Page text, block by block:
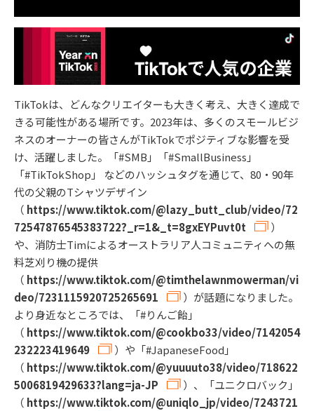
TikTokは、どんなクリエイターも大きく考え、大きく達成で
きる可能性がある場所です。2023年は、多くのスモールビジ
ネスのオーナーの皆さんがTikTokでポジティブな影響を受
け、活躍しました。「#SMB」「#SmallBusiness」
「#TikTokShop」 などのハッシュタグを通じて、80・90年
代の父親のTシャツデザイン
（ https://www.tiktok.com/@lazy_butt_club/video/72
72547876545383722?_r=1&_t=8gxEYPuvt0t
）
や、消防士Timによるオーストラリア人コミュニティへの無
料芝刈り機の提供
（ https://www.tiktok.com/@timthelawnmowerman/vi
deo/7231115920725265691
）が話題になりました。
より身近なところでは、「#りんご飴」
（ https://www.tiktok.com/@cookbo33/video/7142054
232223419649
）や「#JapaneseFood」
（ https://www.tiktok.com/@yuuuuto38/video/718622
5006819429633?lang=ja-JP
）、「ユニクロバック」
（ https://www.tiktok.com/@uniqlo_jp/video/7243721